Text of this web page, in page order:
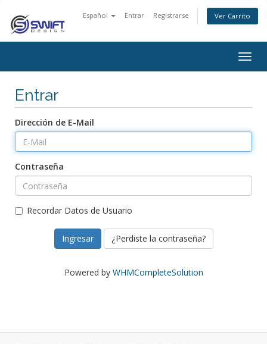
Español Entrar Registrarse Ver Carrito
Entrar
Dirección de E-Mail
Contraseña
Recordar Datos de Usuario
¿Perdiste la contraseña?
Powered by WHMCompleteSolution